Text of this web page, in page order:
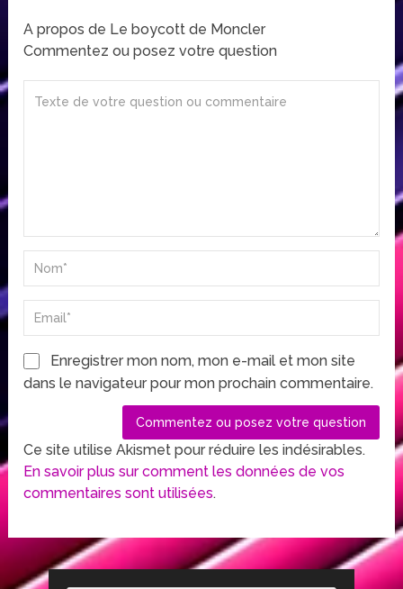
A propos de Le boycott de Moncler
Commentez ou posez votre question
Enregistrer mon nom, mon e-mail et mon site
dans le navigateur pour mon prochain commentaire.
Ce site utilise Akismet pour réduire les indésirables.
En savoir plus sur comment les données de vos
commentaires sont utilisées.